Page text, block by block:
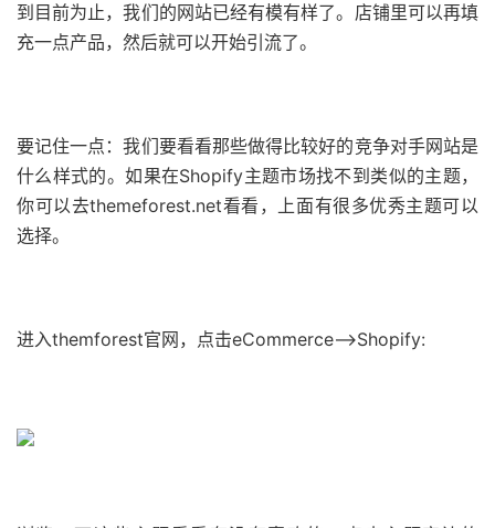
到目前为止，我们的网站已经有模有样了。店铺里可以再填
充一点产品，然后就可以开始引流了。
要记住一点：我们要看看那些做得比较好的竞争对手网站是
什么样式的。如果在Shopify主题市场找不到类似的主题，
你可以去themeforest.net看看，上面有很多优秀主题可以
选择。
进入themforest官网，点击eCommerce–>Shopify: